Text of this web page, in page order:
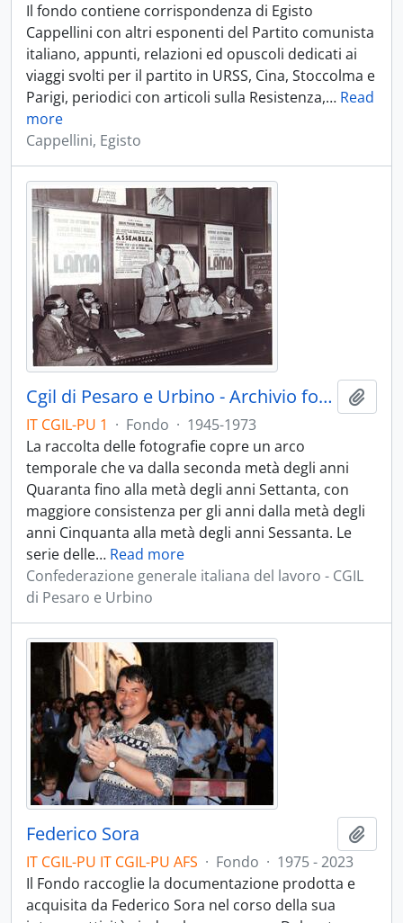
Il fondo contiene corrispondenza di Egisto
Cappellini con altri esponenti del Partito comunista
italiano, appunti, relazioni ed opuscoli dedicati ai
viaggi svolti per il partito in URSS, Cina, Stoccolma e
Parigi, periodici con articoli sulla Resistenza,… Read
more
Cappellini, Egisto
Cgil di Pesaro e Urbino - Archivio fotografico - 1945-1973
IT CGIL-PU 1 · Fondo · 1945-1973
La raccolta delle fotografie copre un arco
temporale che va dalla seconda metà degli anni
Quaranta fino alla metà degli anni Settanta, con
maggiore consistenza per gli anni dalla metà degli
anni Cinquanta alla metà degli anni Sessanta. Le
serie delle… Read more
Confederazione generale italiana del lavoro - CGIL
di Pesaro e Urbino
Federico Sora
IT CGIL-PU IT CGIL-PU AFS · Fondo · 1975 - 2023
Il Fondo raccoglie la documentazione prodotta e
acquisita da Federico Sora nel corso della sua